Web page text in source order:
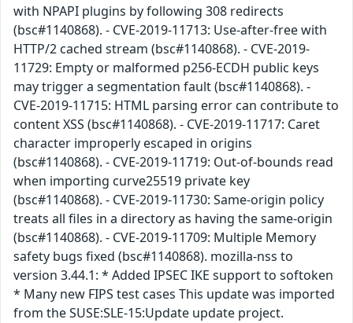
with NPAPI plugins by following 308 redirects
(bsc#1140868). - CVE-2019-11713: Use-after-free with
HTTP/2 cached stream (bsc#1140868). - CVE-2019-
11729: Empty or malformed p256-ECDH public keys
may trigger a segmentation fault (bsc#1140868). -
CVE-2019-11715: HTML parsing error can contribute to
content XSS (bsc#1140868). - CVE-2019-11717: Caret
character improperly escaped in origins
(bsc#1140868). - CVE-2019-11719: Out-of-bounds read
when importing curve25519 private key
(bsc#1140868). - CVE-2019-11730: Same-origin policy
treats all files in a directory as having the same-origin
(bsc#1140868). - CVE-2019-11709: Multiple Memory
safety bugs fixed (bsc#1140868). mozilla-nss to
version 3.44.1: * Added IPSEC IKE support to softoken
* Many new FIPS test cases This update was imported
from the SUSE:SLE-15:Update update project.